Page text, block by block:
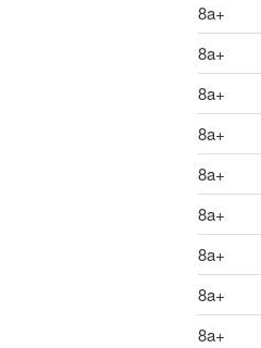
8a+
8a+
8a+
8a+
8a+
8a+
8a+
8a+
8a+